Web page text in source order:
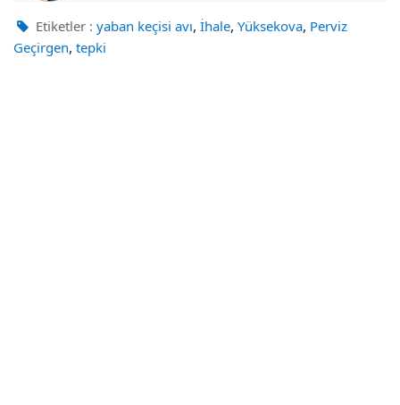
Etiketler : yaban keçisi avı, İhale, Yüksekova, Perviz
Geçirgen, tepki